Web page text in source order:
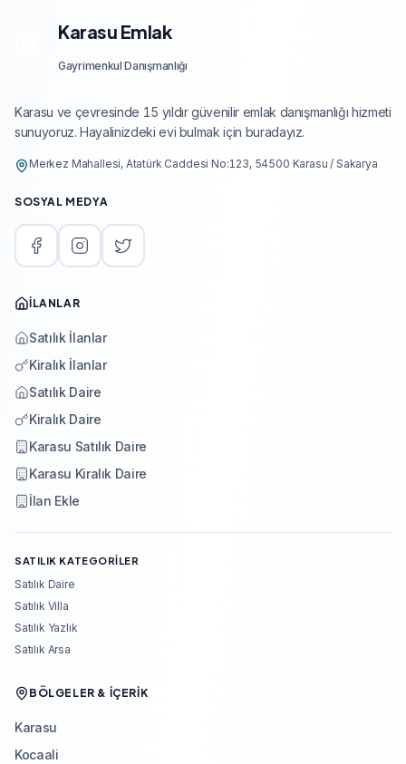
Karasu Emlak
Gayrimenkul Danışmanlığı
Karasu ve çevresinde 15 yıldır güvenilir emlak danışmanlığı hizmeti
sunuyoruz. Hayalinizdeki evi bulmak için buradayız.
Merkez Mahallesi, Atatürk Caddesi No:123, 54500 Karasu / Sakarya
SOSYAL MEDYA
İLANLAR
Satılık İlanlar
Kiralık İlanlar
Satılık Daire
Kiralık Daire
Karasu Satılık Daire
Karasu Kiralık Daire
İlan Ekle
SATILIK KATEGORILER
Satılık Daire
Satılık Villa
Satılık Yazlık
Satılık Arsa
BÖLGELER & İÇERIK
Karasu
Kocaali